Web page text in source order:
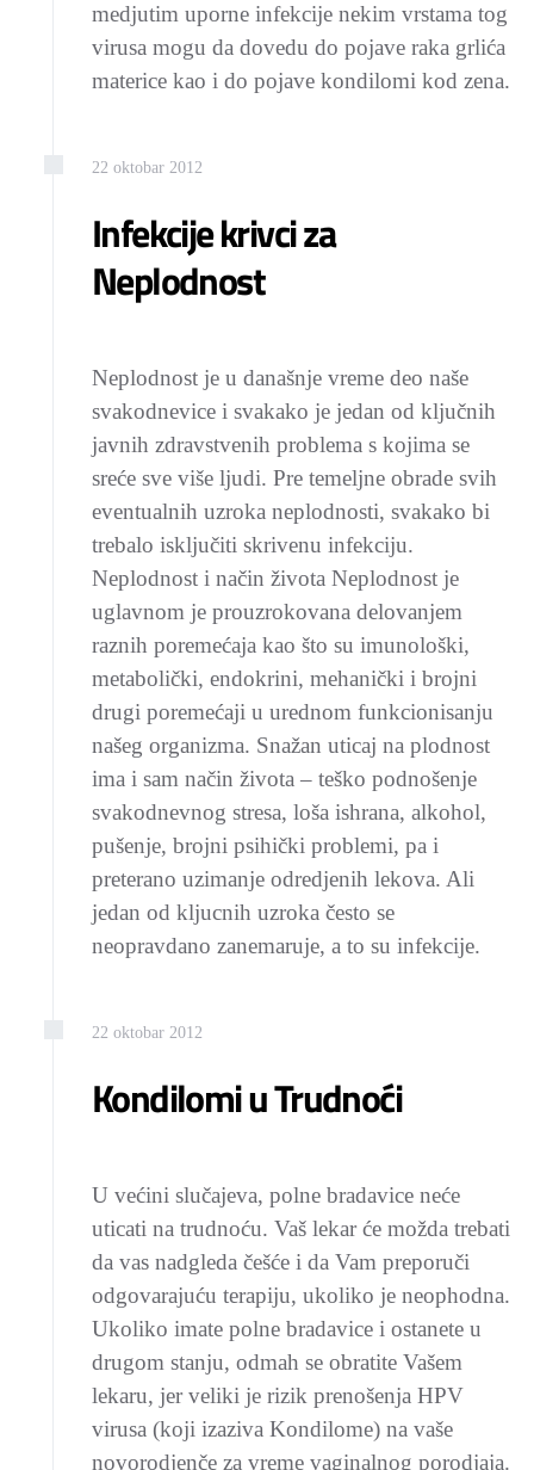
medjutim uporne infekcije nekim vrstama tog
virusa mogu da dovedu do pojave raka grlića
materice kao i do pojave kondilomi kod zena.
22 oktobar 2012
Infekcije krivci za
Neplodnost
Neplodnost je u današnje vreme deo naše
svakodnevice i svakako je jedan od ključnih
javnih zdravstvenih problema s kojima se
sreće sve više ljudi. Pre temeljne obrade svih
eventualnih uzroka neplodnosti, svakako bi
trebalo isključiti skrivenu infekciju.
Neplodnost i način života Neplodnost je
uglavnom je prouzrokovana delovanjem
raznih poremećaja kao što su imunološki,
metabolički, endokrini, mehanički i brojni
drugi poremećaji u urednom funkcionisanju
našeg organizma. Snažan uticaj na plodnost
ima i sam način života – teško podnošenje
svakodnevnog stresa, loša ishrana, alkohol,
pušenje, brojni psihički problemi, pa i
preterano uzimanje odredjenih lekova. Ali
jedan od kljucnih uzroka često se
neopravdano zanemaruje, a to su infekcije.
22 oktobar 2012
Kondilomi u Trudnoći
U većini slučajeva, polne bradavice neće
uticati na trudnoću. Vaš lekar će možda trebati
da vas nadgleda češće i da Vam preporuči
odgovarajuću terapiju, ukoliko je neophodna.
Ukoliko imate polne bradavice i ostanete u
drugom stanju, odmah se obratite Vašem
lekaru, jer veliki je rizik prenošenja HPV
virusa (koji izaziva Kondilome) na vaše
novorodjenče za vreme vaginalnog porodjaja.